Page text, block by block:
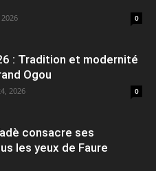
0
: Tradition et modernité
Ogou
2026 0
consacre ses
les yeux de Faure